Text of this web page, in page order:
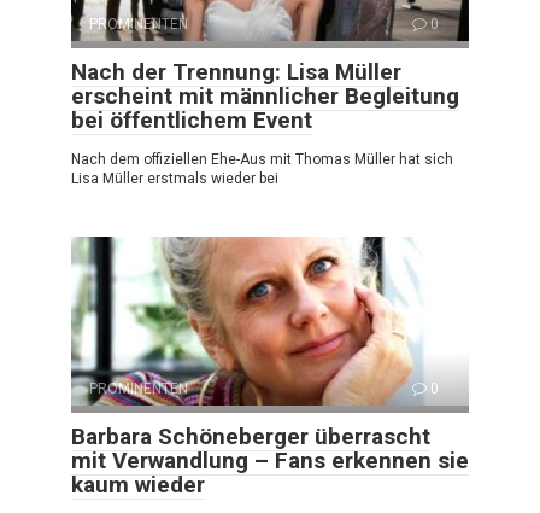
PROMINENTEN 0
Nach der Trennung: Lisa Müller
erscheint mit männlicher Begleitung
bei öffentlichem Event
Nach dem offiziellen Ehe-Aus mit Thomas Müller hat sich
Lisa Müller erstmals wieder bei
PROMINENTEN 0
Barbara Schöneberger überrascht
mit Verwandlung – Fans erkennen sie
kaum wieder